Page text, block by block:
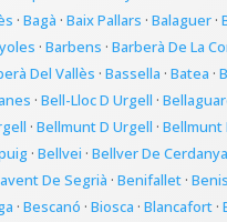
· Bagà · Baix Pallars · Balaguer·
· Barbens · Barberà De La
Del Vallès · Bassella · Batea ·
· Bell-Lloc D Urgell ·
· Bellmunt D Urgell · Bellmunt
· Bellvei · Bellver De Cerdanya
De Segrià · Benifallet·
· Bescanó · Biosca · Blancafort·